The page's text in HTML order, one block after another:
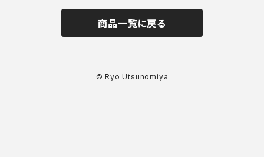
商品一覧に戻る
© Ryo Utsunomiya